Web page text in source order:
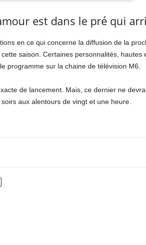
est dans le pré qui
en ce qui concerne la diffusion de la
saison. Certaines personnalités,
programme sur la chaine de télévision M6.
de lancement. Mais, ce dernier ne
aux alentours de vingt et une heure.